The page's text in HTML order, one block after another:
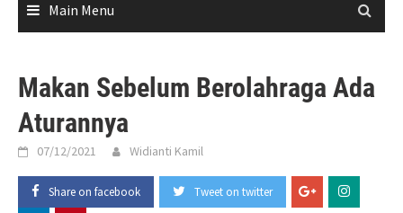
Main Menu
Makan Sebelum Berolahraga Ada
Aturannya
07/12/2021 Widianti Kamil
Share on facebook Tweet on twitter